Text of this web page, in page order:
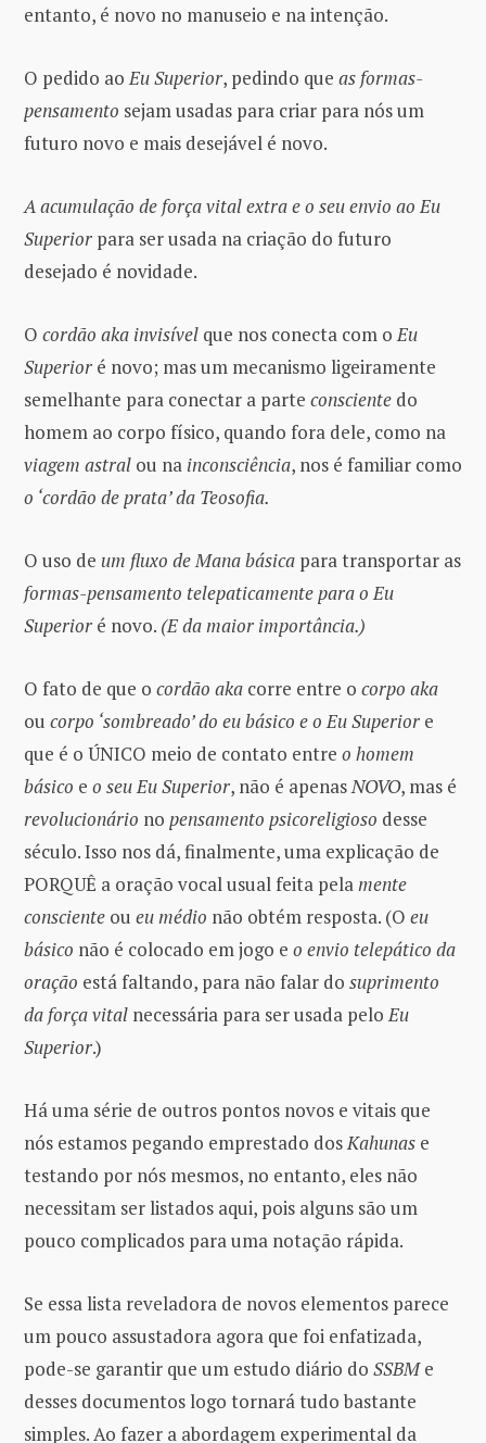
entanto, é novo no manuseio e na intenção.
O pedido ao Eu Superior, pedindo que as formas-
pensamento sejam usadas para criar para nós um
futuro novo e mais desejável é novo.
A acumulação de força vital extrae o seu envio ao Eu
Superior para ser usada na criação do futuro
desejado é novidade.
O cordão aka invisível que nos conecta com oEu
Superior é novo; mas um mecanismo ligeiramente
semelhante para conectar a parte consciente do
homem ao corpo físico, quando fora dele, como na
viagem astral ou na inconsciência, nos é familiar como
o ‘cordão de prata’ da Teosofia.
O uso de um fluxo de Mana básica para transportar as
formas-pensamento telepaticamente para o Eu
Superior é novo. (E da maior importância.)
O fato de que o cordão aka corre entre o corpo aka
ou corpo ‘sombreado’ do eu básico e o Eu Superior e
que é o ÚNICO meio de contato entre o homem
básico e o seu Eu Superior, não é apenasNOVO, mas é
revolucionário no pensamento psicoreligioso desse
século. Isso nos dá, finalmente, uma explicação de
PORQUÊ a oração vocal usual feita pelamente
consciente ou eu médio não obtém resposta. (O eu
básico não é colocado em jogo e o envio telepático da
oração está faltando, para não falar do suprimento
da força vital necessária para ser usada peloEu
Superior.)
Há uma série de outros pontos novos e vitais que
nós estamos pegando emprestado dosKahunas e
testando por nós mesmos, no entanto, eles não
necessitam ser listados aqui, pois alguns são um
pouco complicados para uma notação rápida.
Se essa lista reveladora de novos elementos parece
um pouco assustadora agora que foi enfatizada,
pode-se garantir que um estudo diário do SSBMe
desses documentos logo tornará tudo bastante
simples. Ao fazer a abordagem experimental da